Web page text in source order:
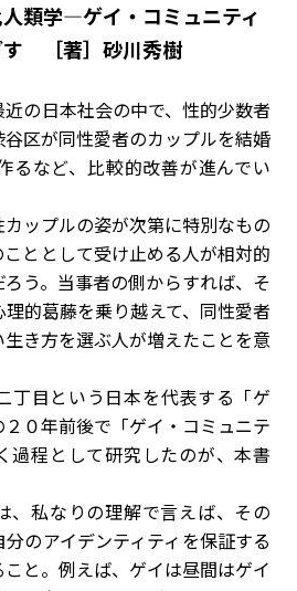
類学—ゲイ・コミュニティ
す ［著］砂川秀樹
の日本社会の中で、性的少数者
区が同性愛者のカップルを結婚
るなど、比較的改善が進んでい
ップルの姿が次第に特別なもの
ととして受け止める人が相対的
う。当事者の側からすれば、そ
的葛藤を乗り越えて、同性愛者
き方を選ぶ人が増えたことを意
丁目という日本を代表する「ゲ
０年前後で「ゲイ・コミュニテ
過程として研究したのが、本書
、私なりの理解で言えば、その
のアイデンティティを保証する
と。例えば、ゲイは昼間はゲイ